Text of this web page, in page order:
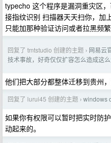
typecho 这个程序是漏洞重灾区
接指纹识别 扫描器天天扫你，加
只能加那种验证访问或者拉黑频
回复了 tmtstudio 创建的主题 › 网易云
技术事故，好奇仅仅扩容怎么造成这
他们把大部分都整体迁移到贵州
回复了 lurui45 创建的主题 › windows
如果你有权限可以暂时把实时防
动起来的。